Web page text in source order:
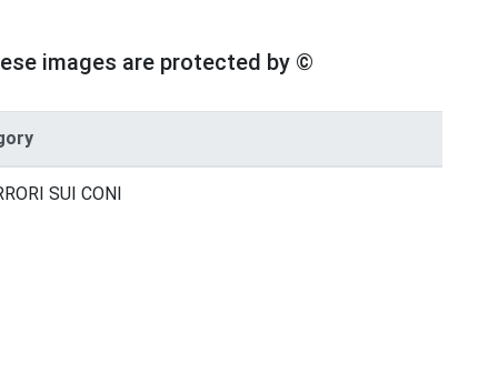
images are protected by ©
SUI CONI